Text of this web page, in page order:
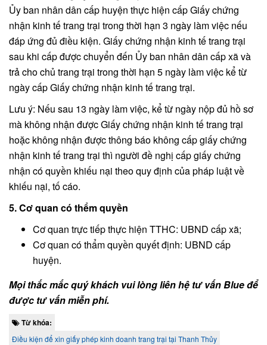
Ủy ban nhân dân cấp huyện thực hiện cấp Giấy chứng
nhận kinh tế trang trại trong thời hạn 3 ngày làm việc nếu
đáp ứng đủ điều kiện. Giấy chứng nhận kinh tế trang trại
sau khi cấp được chuyển đến Ủy ban nhân dân cấp xã và
trả cho chủ trang trại trong thời hạn 5 ngày làm việc kể từ
ngày cấp Giấy chứng nhận kinh tế trang trại.
Lưu ý: Nếu sau 13 ngày làm việc, kể từ ngày nộp đủ hồ sơ
mà không nhận được Giấy chứng nhận kinh tế trang trại
hoặc không nhận được thông báo không cấp giấy chứng
nhận kinh tế trang trại thì người đề nghị cấp giấy chứng
nhận có quyền khiếu nại theo quy định của pháp luật về
khiếu nại, tố cáo.
5. Cơ quan có thểm quyền
Cơ quan trực tiếp thực hiện TTHC: UBND cấp xã;
Cơ quan có thẩm quyền quyết định: UBND cấp
huyện.
Mọi thắc mắc quý khách vui lòng liên hệ tư vấn Blue để
được tư vấn miễn phí.
Từ khóa:
Điều kiện để xin giấy phép kinh doanh trang trại tại Thanh Thủy